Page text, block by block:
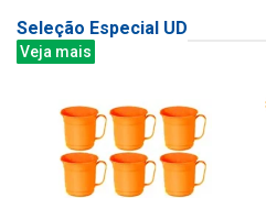
Seleção Especial UD
Veja mais